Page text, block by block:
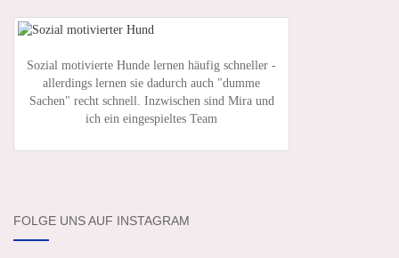
Sozial motivierte Hunde lernen häufig schneller -
allerdings lernen sie dadurch auch "dumme
Sachen" recht schnell. Inzwischen sind Mira und
ich ein eingespieltes Team
FOLGE UNS AUF INSTAGRAM